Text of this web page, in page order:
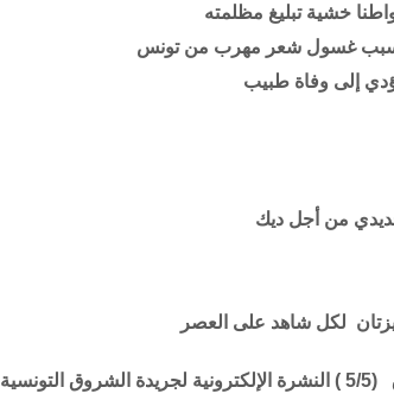
خشية تبليغ مظلمته
بسبب غسول شعر مهرب من تونس
إلى وفاة طبيب
من أجل ديك
لكل شاهد على العصر
5 )
النشرة الإلكترونية لجريدة الشروق التونسية